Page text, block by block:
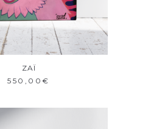
ZAÏ
550,00€
AJOUTER AU PANIER